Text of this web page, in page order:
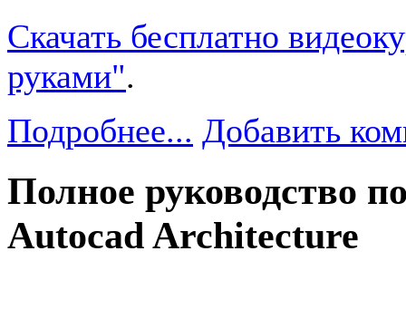
Скачать бесплатно
руками".
Подробнее... Добавить
Полное руководство
Autocad Architecture